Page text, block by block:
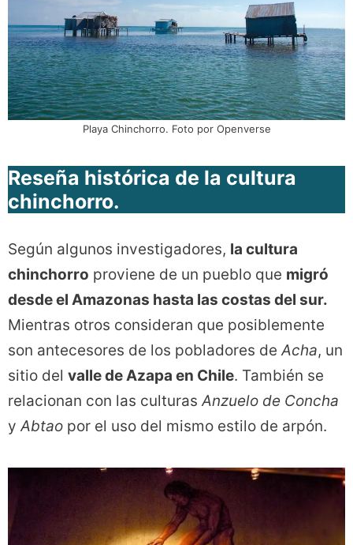
Playa Chinchorro. Foto por Openverse
Reseña histórica de la cultura
chinchorro.
Según algunos investigadores, la cultura
chinchorro proviene de un pueblo que migró
desde el Amazonas hasta las costas del sur.
Mientras otros consideran que posiblemente
son antecesores de los pobladores deAcha, un
sitio del valle de Azapa en Chile. También se
relacionan con las culturasAnzuelo de Concha
yAbtao por el uso del mismo estilo de arpón.